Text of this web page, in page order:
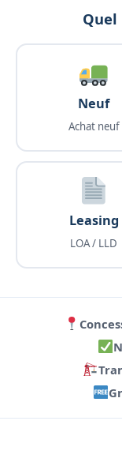
Quel
Neuf
Achat neuf
Leasing
LOA / LLD